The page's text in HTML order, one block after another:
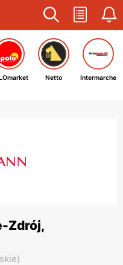
Netto Intermarche
Zdrój,
)